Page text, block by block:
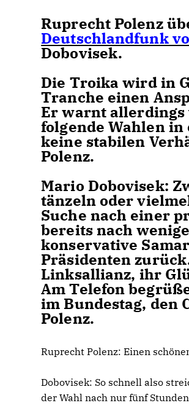
Ruprecht Polenz
Deutschlandfunk
Dobovisek.
Die Troika wird in
Tranche einen
Er warnt allerdings
folgende Wahlen
keine stabilen
Polenz.
Mario Dobovisek:
tänzeln oder
Suche nach einer
bereits nach
konservative
Präsidenten
Linksallianz, ihr
Am Telefon
im Bundestag, den
Polenz.
Ruprecht Polenz: Einen
Dobovisek: So schnell also
der Wahl nach nur fünf